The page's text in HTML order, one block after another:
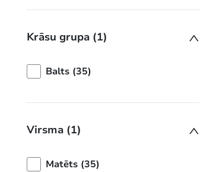
Krāsu grupa (1)
Balts (35)
Virsma (1)
Matēts (35)